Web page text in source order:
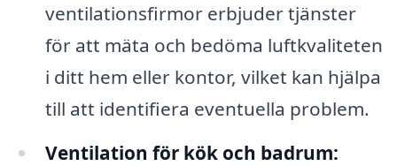
ventilationsfirmor erbjuder tjänster
för att mäta och bedöma luftkvaliteten
i ditt hem eller kontor, vilket kan hjälpa
till att identifiera eventuella problem.
Ventilation för kök och badrum: